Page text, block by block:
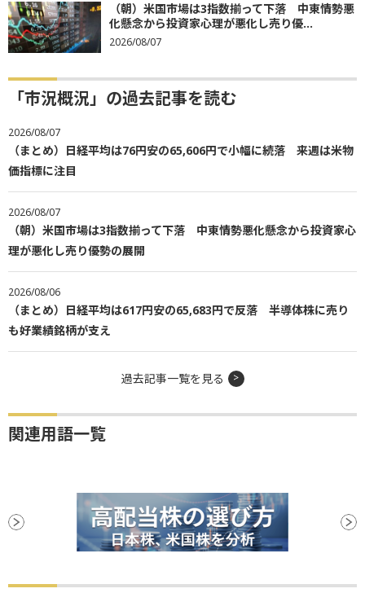
（朝）米国市場は3指数揃って下落 中東情勢悪
化懸念から投資家心理が悪化し売り優...
2026/08/07
「市況概況」の過去記事を読む
2026/08/07
（まとめ）日経平均は76円安の65,606円で小幅に続落 来週は米物
価指標に注目
2026/08/07
（朝）米国市場は3指数揃って下落 中東情勢悪化懸念から投資家心
理が悪化し売り優勢の展開
2026/08/06
（まとめ）日経平均は617円安の65,683円で反落 半導体株に売り
も好業績銘柄が支え
過去記事一覧を見る
関連用語一覧